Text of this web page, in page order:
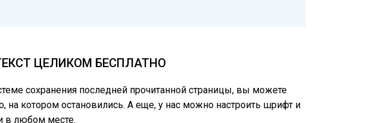
ЦЕЛИКОМ БЕСПЛАТНО
сохранения последней прочитанной страницы, вы можете
на котором остановились. А еще, у нас можно настроить шрифт и
в любом месте.